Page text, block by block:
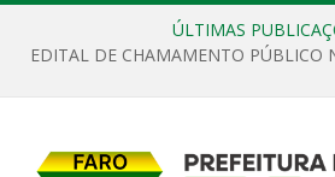
ÚLTIMAS